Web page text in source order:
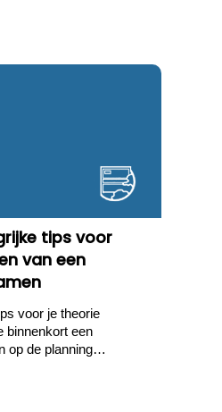
tips voor
van een
voor je theorie
binnenkort een
op de planning…